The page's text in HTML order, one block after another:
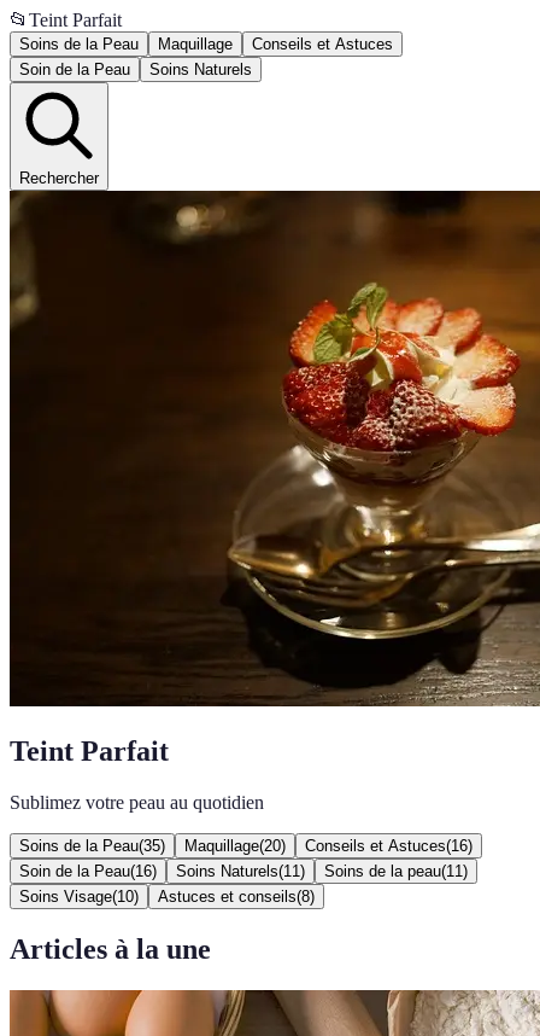
📂 Teint Parfait
Soins de la Peau Maquillage
Conseils et Astuces
Soin de la Peau
Soins Naturels
Rechercher
Teint Parfait
Sublimez votre peau au quotidien
Soins de la Peau(35) Maquillage(20) Conseils et Astuces(16)
Soin de la Peau(16) Soins Naturels(11 ) Soins de la peau(11 )
Soins Visage(10) Astuces et conseils(8)
Articles à la une